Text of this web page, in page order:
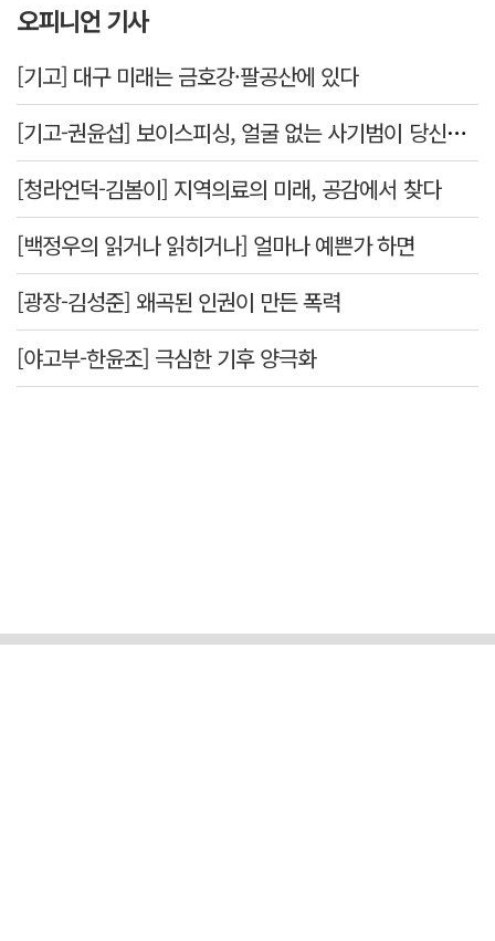
오피니언 기사
[기고] 대구 미래는 금호강·팔공산에 있다
[기고-권윤섭] 보이스피싱, 얼굴 없는 사기범이 당신을 노린다
[청라언덕-김봄이] 지역의료의 미래, 공감에서 찾다
[백정우의 읽거나 읽히거나] 얼마나 예쁜가 하면
[광장-김성준] 왜곡된 인권이 만든 폭력
[야고부-한윤조] 극심한 기후 양극화